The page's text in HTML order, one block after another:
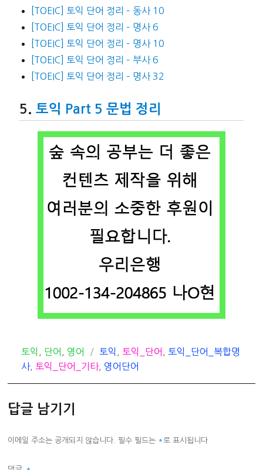
[TOEIC] 토익 단어 정리 – 동사 10
[TOEIC] 토익 단어 정리 – 명사 6
[TOEIC] 토익 단어 정리 – 명사 10
[TOEIC] 토익 단어 정리 – 부사 6
[TOEIC] 토익 단어 정리 – 명사 32
토익 Part 5 문법 정리
카
테
토익 , 단어 , 영어
태
그
토익 , 토익_단어 , 토익_단어_복합명
사, 토익_단어_기타, 영어단어
답글 남기기
이메일 주소는 공개되지 않습니다. 필수 필드는 *로 표시됩니다